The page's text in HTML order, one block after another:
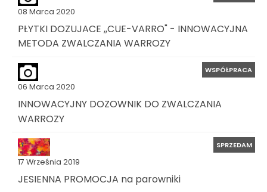
08 Marca 2020
PŁYTKI DOZUJACE ,,CUE-VARRO" - INNOWACYJNA
METODA ZWALCZANIA WARROZY
06 Marca 2020
WSPÓŁPRACA
INNOWACYJNY DOZOWNIK DO ZWALCZANIA
WARROZY
17 Września 2019
SPRZEDAM
JESIENNA PROMOCJA na parowniki